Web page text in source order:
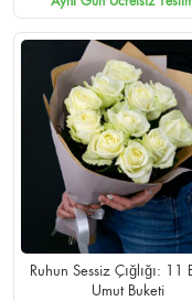
Ruhun Sessiz Çığlığı: 11
Umut Buketi